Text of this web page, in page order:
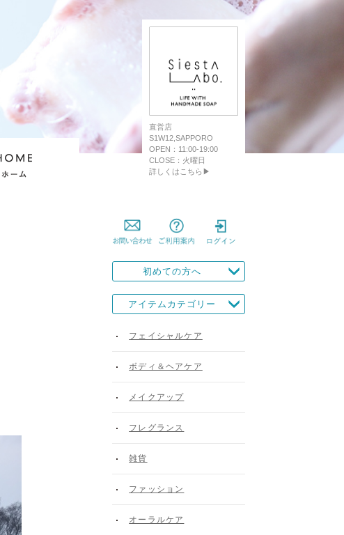
直営店
S1W12,SAPPORO
OPEN：11:00-19:00
CLOSE：火曜日
詳しくはこちら▶
初めての方へ
アイテムカテゴリー
フェイシャルケア
ボディ＆ヘアケア
メイクアップ
フレグランス
雑貨
ファッション
オーラルケア